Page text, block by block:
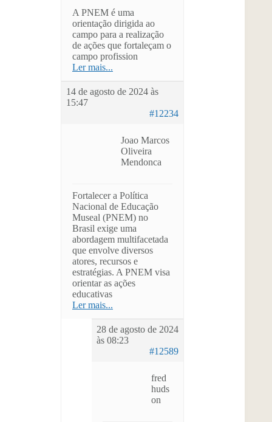
A PNEM é uma
orientação dirigida ao
campo para a realização
de ações que fortaleçam o
campo profission
Ler mais...
14 de agosto de 2024 às
15:47
#12234
Joao Marcos
Oliveira
Mendonca
Fortalecer a Política
Nacional de Educação
Museal (PNEM) no
Brasil exige uma
abordagem multifacetada
que envolve diversos
atores, recursos e
estratégias. A PNEM visa
orientar as ações
educativas
Ler mais...
28 de agosto de 2024
às 08:23
#12589
fred
huds
on